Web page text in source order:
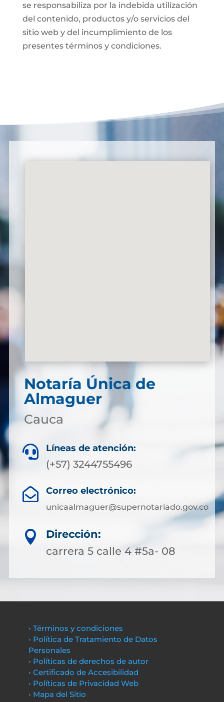
se responsabiliza por la indebida utilización
del contenido, productos y/o servicios del
sitio web y del incumplimiento de los
presentes términos y condiciones.
Notaría Única de
Almaguer
Cauca
 Líneas de atención:
(+57) 3244755496
 Correo electrónico:
unicaalmaguer@supernotariado.gov.co

Dirección:
carrera 5 calle 4 #5a- 08
• Términos y condiciones
• Política de Tratamiento de Datos
Personales
• Políticas de derechos de autor
• Certificado de Accesibilidad
• Políticas de Privacidad Web
• Mapa del Sitio